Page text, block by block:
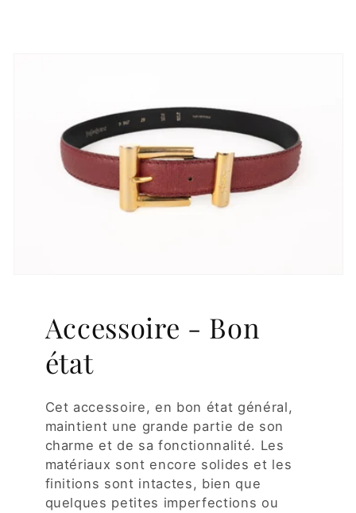
Accessoire - Bon
état
Cet accessoire, en bon état général,
maintient une grande partie de son
charme et de sa fonctionnalité. Les
matériaux sont encore solides et les
finitions sont intactes, bien que
quelques petites imperfections ou